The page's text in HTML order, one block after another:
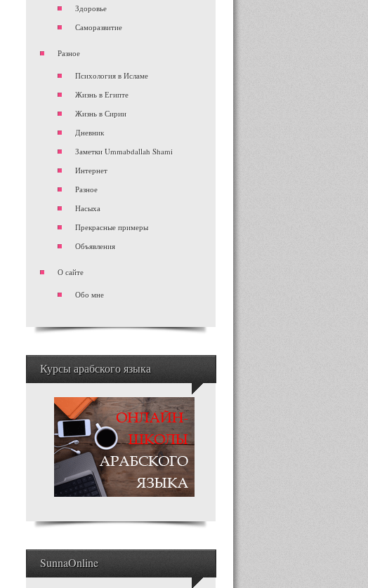
Здоровье
Саморазвитие
Разное
Психология в Исламе
Жизнь в Египте
Жизнь в Сирии
Дневник
Заметки Ummabdallah Shami
Интернет
Разное
Насыха
Прекрасные примеры
Объявления
О сайте
Обо мне
Курсы арабского языка
SunnaOnline